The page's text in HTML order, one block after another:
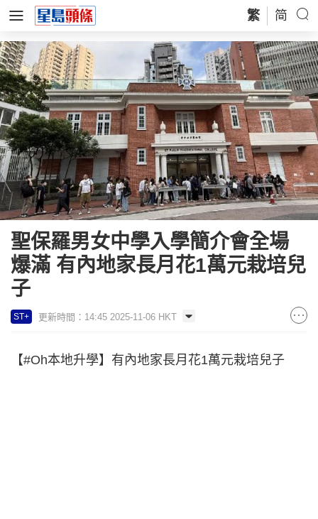
繁 简
聖保羅男女中學入學簡介會全場
爆滿 有內地家長月花1萬元栽培兒
子
ST+ 更新時間：14:45 2025-11-06 HKT
【#Oh本地升學】有內地家長月花1萬元栽培兒子